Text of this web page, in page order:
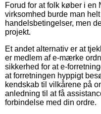
Forud for at folk køber i en
virksomhed burde man
handelsbetingelser, men
projekt.
Et andet alternativ er at
er medlem af e-mærke
sikkerhed for at e-
at forretningen hyppigt
kendskab til vilkårene på
anledning til at få
forbindelse med din ordre.